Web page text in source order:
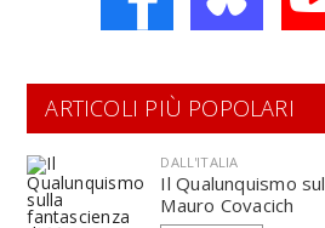
ARTICOLI PIÙ POPOLARI
DALL'ITALIA
Il Qualunquismo
Mauro Covacich